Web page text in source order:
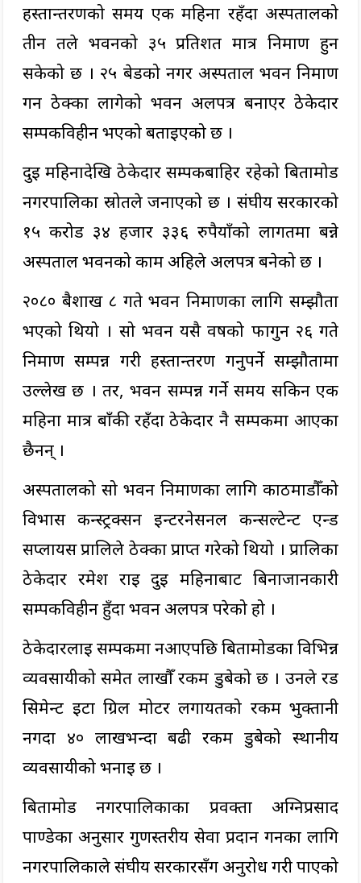
हस्तान्तरणको समय एक महिना रहँदा अस्पतालको
तीन तले भवनको ३५ प्रतिशत मात्र निर्माण हुन
सकेको छ । २५ बेडको नगर अस्पताल भवन निर्माण
गर्न ठेक्का लागेको भवन अलपत्र बनाएर ठेकेदार
सम्पर्कविहीन भएको बताइएको छ ।
दुई महिनादेखि ठेकेदार सम्पर्कबाहिर रहेको बिर्तामोड
नगरपालिका स्रोतले जनाएको छ । संघीय सरकारको
१५ करोड ३४ हजार ३३६ रुपैयाँको लागतमा बन्ने
अस्पताल भवनको काम अहिले अलपत्र बनेको छ ।
२०८० बैशाख ८ गते भवन निर्माणका लागि सम्झौता
भएको थियो । सो भवन यसै वर्षको फागुन २६ गते
निर्माण सम्पन्न गरी हस्तान्तरण गर्नुपर्ने सम्झौतामा
उल्लेख छ । तर, भवन सम्पन्न गर्ने समय सकिन एक
महिना मात्र बाँकी रहँदा ठेकेदार नै सम्पर्कमा आएका
छैनन् ।
अस्पतालको सो भवन निर्माणका लागि काठमाडौँको
विभास कन्स्ट्रक्सन इन्टरनेसनल कन्सल्टेन्ट एन्ड
सप्लायर्स प्रालिले ठेक्का प्राप्त गरेको थियो । प्रालिका
ठेकेदार रमेश राई दुई महिनाबाट बिनाजानकारी
सम्पर्कविहीन हुँदा भवन अलपत्र परेको हो ।
ठेकेदारलाई सम्पर्कमा नआएपछि बिर्तामोडका विभिन्न
व्यवसायीको समेत लाखौँ रकम डुबेको छ । उनले रड
सिमेन्ट इटा ग्रिल मोटर लगायतको रकम भुक्तानी
नगर्दा ४० लाखभन्दा बढी रकम डुबेको स्थानीय
व्यवसायीको भनाइ छ ।
बिर्तामोड नगरपालिकाका प्रवक्ता अग्निप्रसाद
पाण्डेका अनुसार गुणस्तरीय सेवा प्रदान गर्नका लागि
नगरपालिकाले संघीय सरकारसँग अनुरोध गरी पाएको